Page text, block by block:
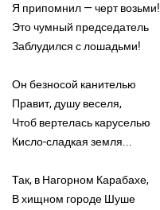
Я припомнил — черт возьми!
Это чумный председатель
Заблудился с лошадьми!
Он безносой канителью
Правит, душу веселя,
Чтоб вертелась каруселью
Кисло-сладкая земля...
Так, в Нагорном Карабахе,
В хищном городе Шуше